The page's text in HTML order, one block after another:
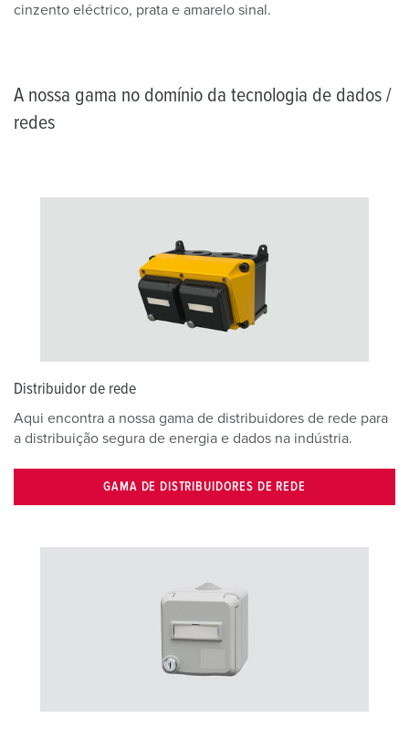
cinzento eléctrico, prata e amarelo sinal.
A nossa gama no domínio da tecnologia de dados /
redes
Distribuidor de rede
Aqui encontra a nossa gama de distribuidores de rede para
a distribuição segura de energia e dados na indústria.
GAMA DE DISTRIBUIDORES DE REDE